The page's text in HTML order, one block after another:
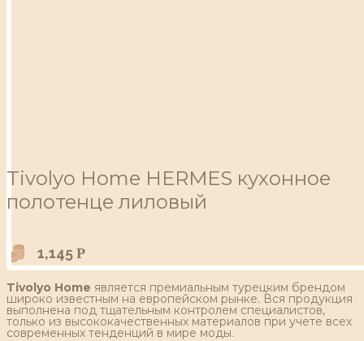
Tivolyo Home HERMES кухонное
полотенце лиловый
1,145 Р
Tivolyo Home является премиальным турецким брендом
широко известным на европейском рынке. Вся продукция
выполнена под тщательным контролем специалистов,
только из высококачественных материалов при учете всех
современных тенденций в мире моды.